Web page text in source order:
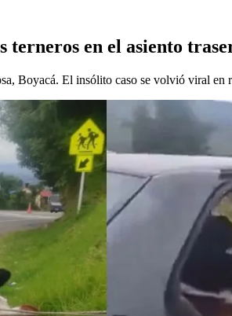
terneros en el asiento
Boyacá. El insólito caso se volvió viral en